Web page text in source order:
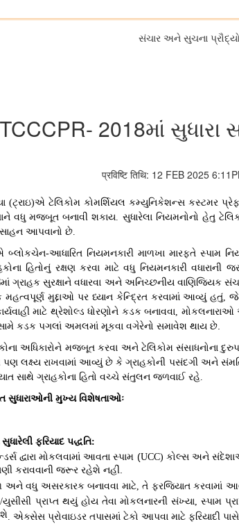
સંચાર અને સુચના
2018માં
प्रविष्टि तिथि: 12 FEB 2025
(ટ્રાઇ)એ ટેલિકોમ કોમર્શિયલ કમ્યુનિકેશન્સ કસ્ટમર
વધુ મજબૂત બનાવી શકાય. સુધારેલા નિયમનોનો હેતુ
આપવાનો છે.
બ્લોકચેન-આધારિત નિયમનકારી માળખા મારફતે સ્પામ
હિતોનું રક્ષણ કરવા માટે વધુ નિયમનકારી વધારાની
ગ્રાહક સુરક્ષાને વધારવા અને અનિચ્છનીય વાણિજ્યિક
મુદ્દાઓ પર ધ્યાન કેન્દ્રિત કરવામાં આવ્યું હતું,
માટે થ્રેશોલ્ડ ધોરણોને કડક બનાવવા, મોકલનારાઓ
કડક પગલાં અમલમાં મૂકવા વગેરેનો સમાવેશ થાય છે.
અધિકારોને મજબૂત કરવા અને ટેલિકોમ સંસાધનોના
લક્ષ્ય રાખવામાં આવ્યું છે કે ગ્રાહકોની પસંદગી અને
સાથે ગ્રાહકોના હિતો વચ્ચે સંતુલન જળવાઈ રહે.
સુધારાઓની મુખ્ય વિશેષતાઓઃ
ફરિયાદ પદ્ધતિ:
દ્વારા મોકલવામાં આવતા સ્પામ (UCC) કોલ્સ અને
કરાવવાની જરૂર રહેશે નહીં.
અને વધુ અસરકારક બનાવવા માટે,તે ફરજિયાત કરવામાં
/યુસીસી પ્રાપ્ત થયું હોય તેવા મોકલનારની સંખ્યા,સ્પામ
. એક્સેસ પ્રોવાઇડર તપાસમાં ટેકો આપવા માટે ફરિયાદી